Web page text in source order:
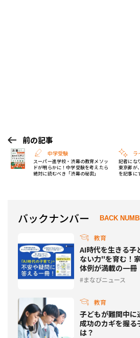
前の記事
中学受験
スーパー進学校・渋幕の教育メソッ
ドが明らかに！中学受験を考えたら
絶対に読むべき「渋幕の秘密」
ラ
記者にな
東京都が
を記事に
バックナンバー BACK
教育
AI時代を生きる
ない力"を育む！
体例が満載の一冊
まなびニュース
教育
子どもが難関中に
成功のカギを握る
は？